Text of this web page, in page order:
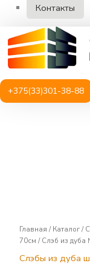
Контакты
+375(33)301-38-88
Главная /Каталог/
70см / Слэб из
Слэбы из дуба